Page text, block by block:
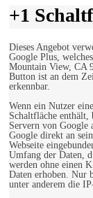
+1
Dieses Angebot
Google Plus,
Mountain View, CA
Button ist an dem
erkennbar.
Wenn ein Nutzer
Schaltfläche
Servern von
Google direkt an
Webseite
Umfang der Daten,
werden ohne einen
Daten erhoben. Nur
unter anderem die